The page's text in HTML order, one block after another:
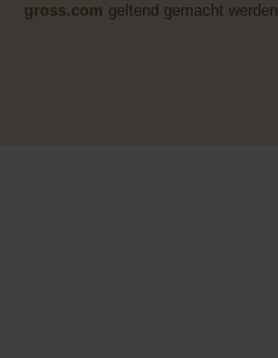
gross.com geltend gemacht